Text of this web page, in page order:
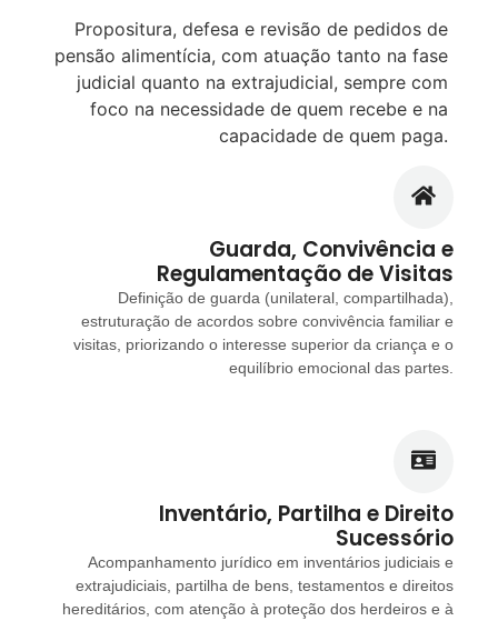
Propositura, defesa e revisão de pedidos de
pensão alimentícia, com atuação tanto na fase
judicial quanto na extrajudicial, sempre com
foco na necessidade de quem recebe e na
capacidade de quem paga.
Guarda, Convivência e
Regulamentação de Visitas
Definição de guarda (unilateral, compartilhada),
estruturação de acordos sobre convivência familiar e
visitas, priorizando o interesse superior da criança e o
equilíbrio emocional das partes.
Inventário, Partilha e Direito
Sucessório
Acompanhamento jurídico em inventários judiciais e
extrajudiciais, partilha de bens, testamentos e direitos
hereditários, com atenção à proteção dos herdeiros e à